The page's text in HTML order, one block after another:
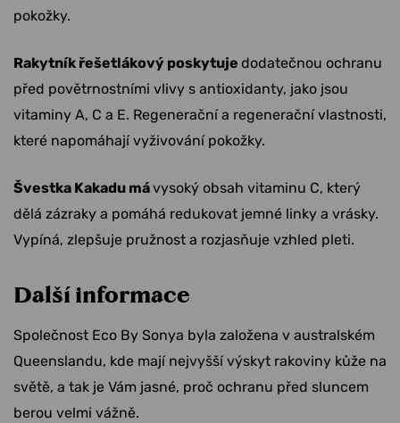
pokožky.
Rakytník řešetlákový poskytuje dodatečnou ochranu
před povětrnostními vlivy s antioxidanty, jako jsou
vitaminy A, C a E. Regenerační a regenerační vlastnosti,
které napomáhají vyživování pokožky.
Švestka Kakadu mávysoký obsah vitaminu C, který
dělá zázraky a pomáhá redukovat jemné linky a vrásky.
Vypíná, zlepšuje pružnost a rozjasňuje vzhled pleti.
Další informace
Společnost Eco By Sonya byla založena v australském
Queenslandu, kde mají nejvyšší výskyt rakoviny kůže na
světě, a tak je Vám jasné, proč ochranu před sluncem
berou velmi vážně.